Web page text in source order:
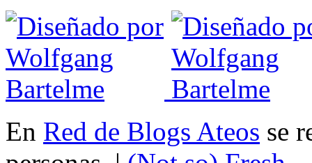
En Red de Blogs Ateos se